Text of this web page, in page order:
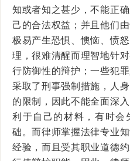
知或者知之甚少，不能正
己的合法权益；并且他们
极易产生恐惧、懊恼、愤
理，很难清醒而理智地针
行防御性的辩护；一些犯
采取了刑事强制措施，人
的限制，因此不能全面深
利于自己的材料，有时会
础。而律师掌握法律专业
经验，而且受其职业道德